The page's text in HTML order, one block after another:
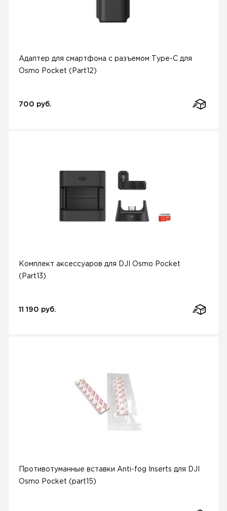
Адаптер для смартфона с разъемом Type-C для
Osmo Pocket (Part12)
700 руб.
Комплект аксессуаров для DJI Osmo Pocket
(Part13)
11 190 руб.
Противотуманные вставки Anti-fog Inserts для DJI
Osmo Pocket (part15)